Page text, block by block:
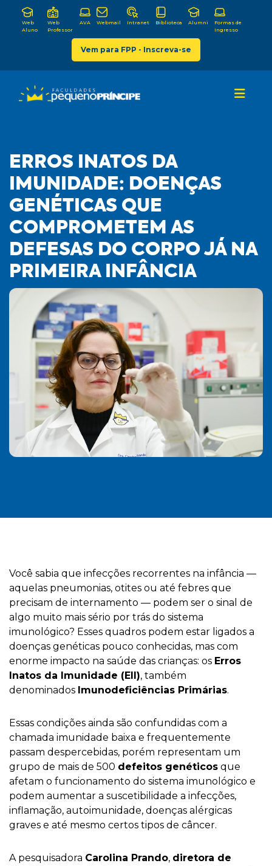
Web
Aluno
Web
Professor
AVA Webmail Intranet Biblioteca Alumni
Formas de
Ingresso
Vem para FPP - Inscreva-se
ERROS INATOS DA
IMUNIDADE: DOENÇAS
GENÉTICAS QUE
COMPROMETEM AS
DEFESAS DO CORPO JÁ NA
PRIMEIRA INFÂNCIA
Você sabia que infecções recorrentes na infância —
aquelas pneumonias, otites ou até febres que
precisam de internamento — podem ser o sinal de
algo muito mais sério por trás do sistema
imunológico? Esses quadros podem estar ligados a
doenças genéticas pouco conhecidas, mas com
enorme impacto na saúde das crianças: os Erros
Inatos da Imunidade (EII), também
denominados Imunodeficiências Primárias.
Essas condições ainda são confundidas com a
chamada imunidade baixa e frequentemente
passam despercebidas, porém representam um
grupo de mais de 500 defeitos genéticos que
afetam o funcionamento do sistema imunológico e
podem aumentar a suscetibilidade a infecções,
inflamação, autoimunidade, doenças alérgicas
graves e até mesmo certos tipos de câncer.
A pesquisadora Carolina Prando, diretora de